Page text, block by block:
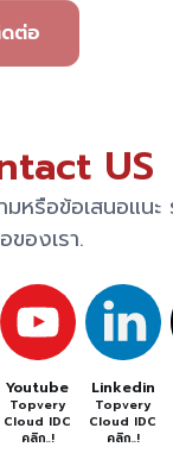
ต่อ
US
หรือข้อเสนอแนะ
องเรา.
Youtube
Topvery
Cloud IDC
คลิก..!
Linkedin
Topvery
Cloud IDC
คลิก..!